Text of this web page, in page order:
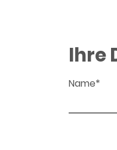
Ihre
Name*